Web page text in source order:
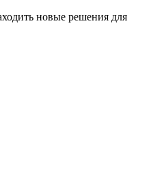
новые решения для